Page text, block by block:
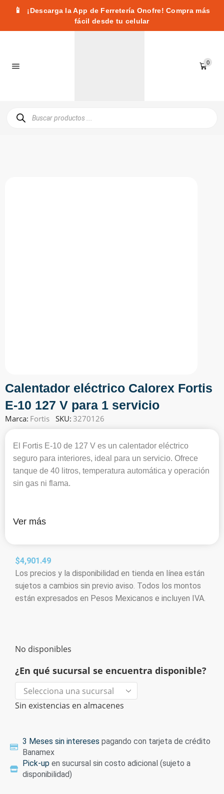
📱
¡Descarga la App de Ferretería Onofre! Compra más
fácil desde tu celular
0
Calentador eléctrico Calorex Fortis
E-10 127 V para 1 servicio
Marca: Fortis SKU: 3270126
El Fortis E-10 de 127 V es un calentador eléctrico
seguro para interiores, ideal para un servicio. Ofrece
tanque de 40 litros, temperatura automática y operación
sin gas ni flama.
Ver más
$4,901.49
Los precios y la disponibilidad en tienda en línea están
sujetos a cambios sin previo aviso. Todos los montos
están expresados en Pesos Mexicanos e incluyen IVA.
No disponibles
¿En qué sucursal se encuentra disponible?
Sin existencias en almacenes
3 Meses sin intereses pagando con tarjeta de crédito
Banamex
Pick-up en sucursal sin costo adicional (sujeto a
disponibilidad)